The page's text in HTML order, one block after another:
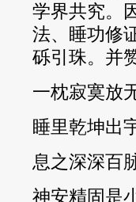
学界共究。
法、睡功修
砾引珠。并
一枕寂寞放
睡里乾坤出
息之深深百
神安精固是